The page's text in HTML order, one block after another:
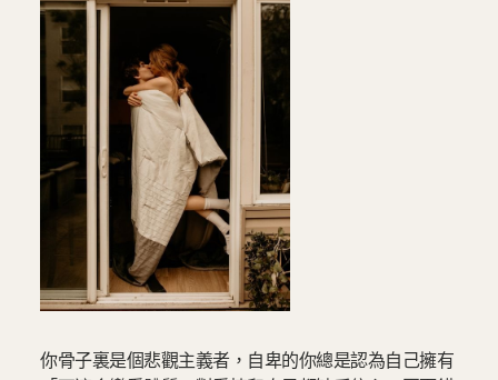
你骨子裏是個悲觀主義者，自卑的你總是認為自己擁有